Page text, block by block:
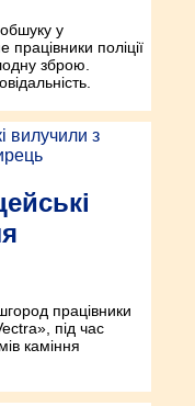
обшуку у
поліції
зброю.
працівники
під час
каміння